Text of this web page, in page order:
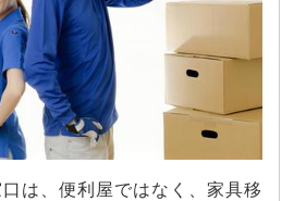
は、便利屋ではなく、家具移